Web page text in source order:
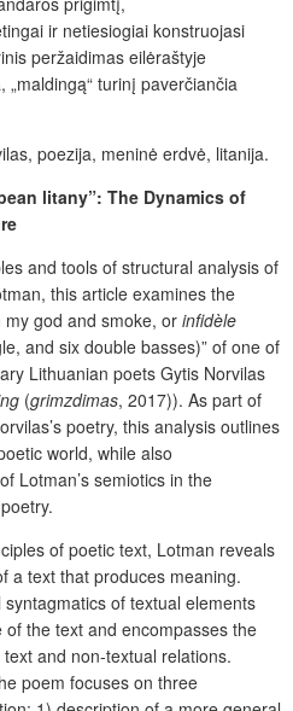
ir netiesiogiai konstruojasi
peržaidimas eilėraštyje
turinį paverčiančia
poezija, meninė erdvė, litanija.
litany”: The Dynamics of
and tools of structural analysis of
this article examines the
god and smoke, or infidèle
and six double basses)” of one of
Lithuanian poets Gytis Norvilas
(grimzdimas, 2017)). As part of
poetry, this analysis outlines
world, while also
Lotman’s semiotics in the
of poetic text, Lotman reveals
a text that produces meaning.
of textual elements
the text and encompasses the
and non-textual relations.
poem focuses on three